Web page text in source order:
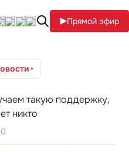
Прямой эфир
такую поддержку,
никто